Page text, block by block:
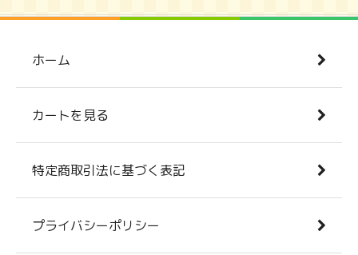
ホーム
カートを見る
特定商取引法に基づく表記
プライバシーポリシー